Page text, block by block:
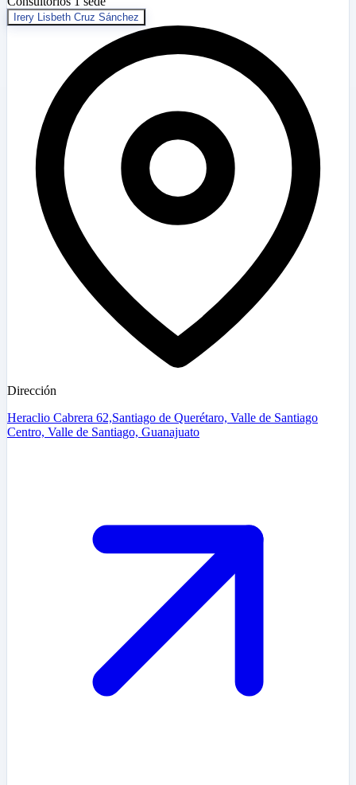
Irery Lisbeth Cruz Sánchez
Dirección
Heraclio Cabrera 62,Santiago de Querétaro, Valle de Santiago
Centro, Valle de Santiago, Guanajuato